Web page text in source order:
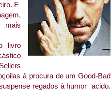
E
mais
livro
à procura de um Good-Bad
regados à humor acido.